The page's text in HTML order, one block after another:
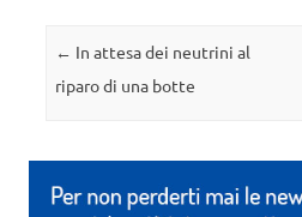
Navigazione articolo
← In attesa dei neutrini al
riparo di una botte